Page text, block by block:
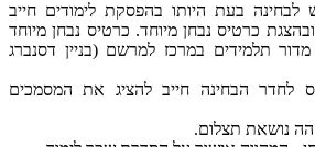
לבחינה בעת היותו בהפסקת לימודים חייב
כרטיס נבחן מיוחד. כרטיס נבחן מיוחד
מדור תלמידים במרכז למרשם (בניין דסנברג
לחדר הבחינה חייב להציג את המסמכים
נושאת תצלום.